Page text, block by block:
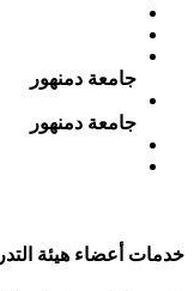
جامعة دمنهور
جامعة دمنهور
خدمات أعضاء هيئة